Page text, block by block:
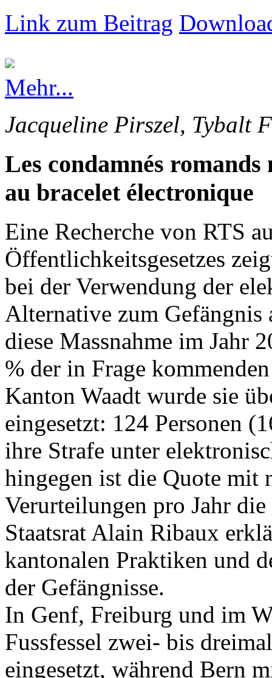
Link zum Beitrag
Mehr...
Jacqueline Pirszel, Tybalt
Les condamnés romands
au bracelet électronique
Eine Recherche von RTS
Öffentlichkeitsgesetzes
bei der Verwendung der
Alternative zum Gefängnis
diese Massnahme im Jahr
% der in Frage
Kanton Waadt wurde sie
eingesetzt: 124 Personen
ihre Strafe unter
hingegen ist die Quote mit
Verurteilungen pro Jahr
Staatsrat Alain Ribaux
kantonalen Praktiken und
der Gefängnisse.
In Genf, Freiburg und im
Fussfessel zwei- bis
eingesetzt, während Bern